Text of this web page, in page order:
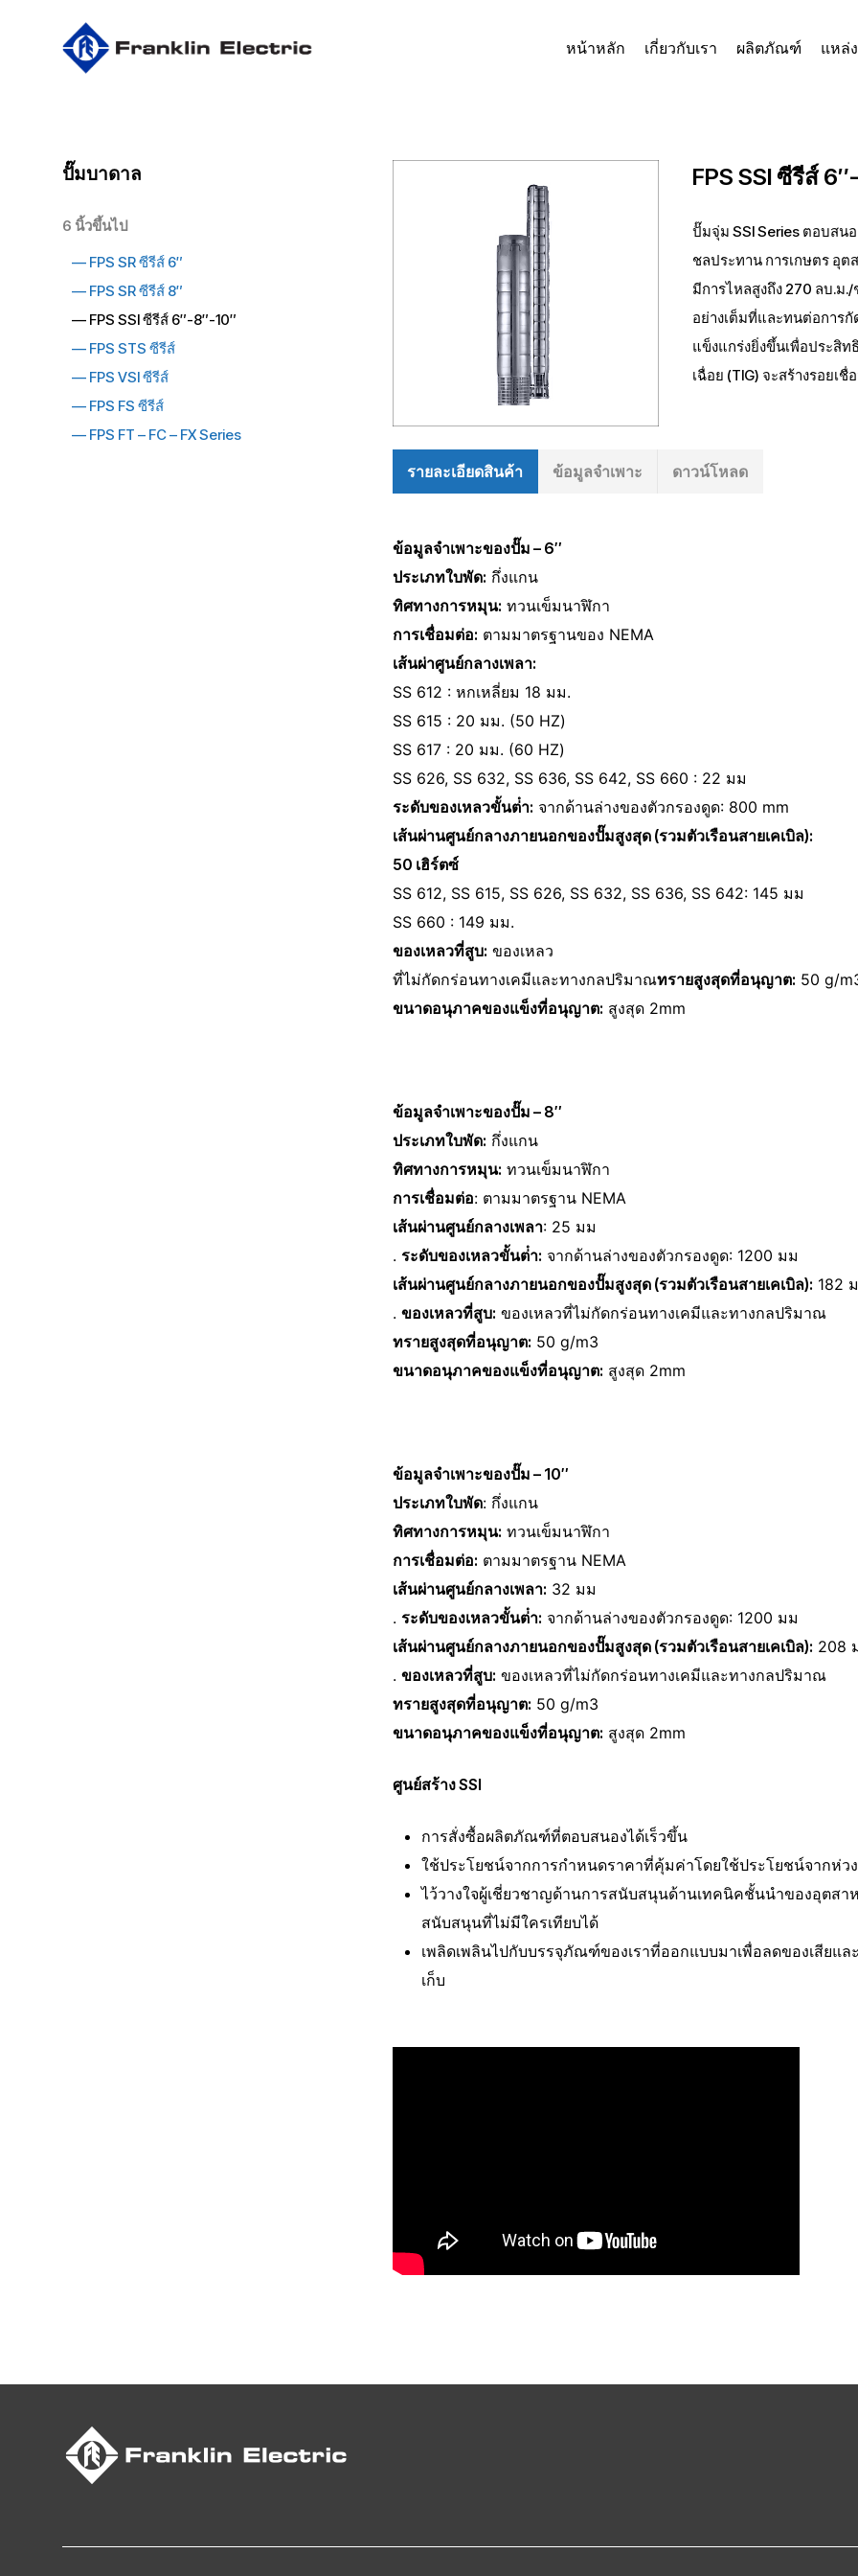
หน้าหลัก เกี่ยวกับเรา ผลิตภัณฑ์ แหล่
ปั๊มบาดาล
6 นิ้วขึ้นไป
— FPS SR ซีรีส์ 6″
— FPS SR ซีรีส์ 8″
— FPS SSI ซีรีส์ 6″-8″-10″
— FPS STS ซีรีส์
— FPS VSI ซีรีส์
— FPS FS ซีรีส์
— FPS FT – FC – FX Series
FPS SSI ซีรีส์
ปั๊มจุ่ม SSI Series ตอบสน
ชลประทาน การเกษตร อุต
มีการไหลสูงถึง 270 ลบ.ม
อย่างเต็มที่และทนต่อการ
แข็งแกร่งยิ่งขึ้นเพื่อประสิ
เฉื่อย (TIG) จะสร้างรอยเ
รายละเอียดสินค้า ข้อมูลจําเพาะ ดาวน์โหลด
ข้อมูลจําเพาะของปั๊ม – 6″
ประเภทใบพัด: กึ่งแกน
ทิศทางการหมุน: ทวนเข็มนาฬิกา
การเชื่อมต่อ: ตามมาตรฐานของ NEMA
เส้นผ่าศูนย์กลางเพลา:
SS 612 : หกเหลี่ยม 18 มม.
SS 615 : 20 มม. (50 HZ)
SS 617 : 20 มม. (60 HZ)
SS 626, SS 632, SS 636, SS 642, SS 660 : 22 มม
ระดับของเหลวขั้นต่ํา: จากด้านล่างของตัวกรองดูด: 800 mm
เส้นผ่านศูนย์กลางภายนอกของปั๊มสูงสุด (รวมตัวเรือนสายเคเบิล):
50 เฮิร์ตซ์
SS 612, SS 615, SS 626, SS 632, SS 636, SS 642: 145 มม
SS 660 : 149 มม.
ของเหลวที่สูบ: ของเหลว
ที่ไม่กัดกร่อนทางเคมีและทางกลปริมาณทรายสูงสุดที่อนุญาต: 50 g/
ขนาดอนุภาคของแข็งที่อนุญาต: สูงสุด 2mm
ข้อมูลจําเพาะของปั๊ม – 8″
ประเภทใบพัด: กึ่งแกน
ทิศทางการหมุน: ทวนเข็มนาฬิกา
การเชื่อมต่อ: ตามมาตรฐาน NEMA
เส้นผ่านศูนย์กลางเพลา: 25 มม
. ระดับของเหลวขั้นต่ํา: จากด้านล่างของตัวกรองดูด: 1200 มม
เส้นผ่านศูนย์กลางภายนอกของปั๊มสูงสุด (รวมตัวเรือนสายเคเบิล): 182
. ของเหลวที่สูบ: ของเหลวที่ไม่กัดกร่อนทางเคมีและทางกลปริมาณ
ทรายสูงสุดที่อนุญาต: 50 g/m3
ขนาดอนุภาคของแข็งที่อนุญาต: สูงสุด 2mm
ข้อมูลจําเพาะของปั๊ม – 10″
ประเภทใบพัด: กึ่งแกน
ทิศทางการหมุน: ทวนเข็มนาฬิกา
การเชื่อมต่อ: ตามมาตรฐาน NEMA
เส้นผ่านศูนย์กลางเพลา: 32 มม
. ระดับของเหลวขั้นต่ํา: จากด้านล่างของตัวกรองดูด: 1200 มม
เส้นผ่านศูนย์กลางภายนอกของปั๊มสูงสุด (รวมตัวเรือนสายเคเบิล): 208
. ของเหลวที่สูบ: ของเหลวที่ไม่กัดกร่อนทางเคมีและทางกลปริมาณ
ทรายสูงสุดที่อนุญาต: 50 g/m3
ขนาดอนุภาคของแข็งที่อนุญาต: สูงสุด 2mm
ศูนย์สร้าง SSI
การสั่งซื้อผลิตภัณฑ์ที่ตอบสนองได้เร็วขึ้น
ใช้ประโยชน์จากการกําหนดราคาที่คุ้มค่าโดยใช้ประโยชน์จากห่
ไว้วางใจผู้เชี่ยวชาญด้านการสนับสนุนด้านเทคนิคชั้นนําของอุตส
สนับสนุนที่ไม่มีใครเทียบได้
เพลิดเพลินไปกับบรรจุภัณฑ์ของเราที่ออกแบบมาเพื่อลดของเสีย
เก็บ